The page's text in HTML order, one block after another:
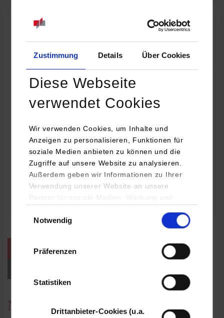
Zustimmung Details Über Cookies
Diese Webseite
verwendet Cookies
Wir verwenden Cookies, um Inhalte und
Anzeigen zu personalisieren, Funktionen für
soziale Medien anbieten zu können und die
Zugriffe auf unsere Website zu analysieren.
Außerdem geben wir Informationen zu Ihrer
Verwendung unserer Website an unsere
Partner für soziale Medien, Werbung und
YouTube, Google Maps) führen diese
Daten zusammen, die Sie ihnen bereitgestellt
haben oder die sie im Rahmen Ihrer Nutzung
Notwendig
Präferenzen
Statistiken
Drittanbieter-Cookies (u.a.
Online INDIS-Infoveranstaltung für Studierende
Zum Event
Technologietag: Clean Urban Transportation –
nachhaltige Mobilität im (sub)urbanen Umfeld
16.09.2026 - 17.09.2026
Im Mittelpunkt stehen elektrische Antriebe, moderne
Batterietechnologien und innovative Fahrzeugkonzepte für
nachhaltige Mobilität in Stadt und…
weitere Veranstaltungen / Termine
News